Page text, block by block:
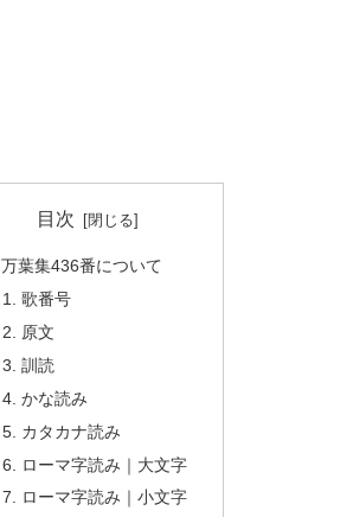
目次
万葉集436番について
歌番号
原文
訓読
かな読み
カタカナ読み
ローマ字読み｜大文字
ローマ字読み｜小文字